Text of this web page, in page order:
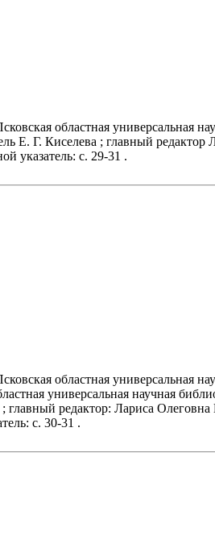
областная универсальная
Е. Г. Киселева ; главный редактор
указатель: с. 29-31 .
областная универсальная
универсальная научная
главный редактор: Лариса
с. 30-31 .